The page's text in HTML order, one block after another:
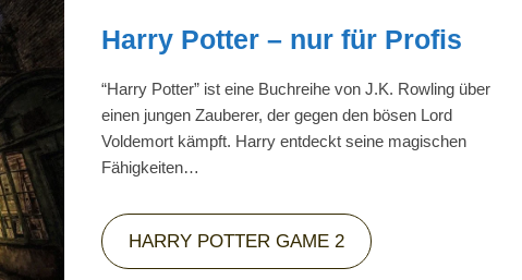
Harry Potter – nur für Profis
“Harry Potter” ist eine Buchreihe von J.K. Rowling über
einen jungen Zauberer, der gegen den bösen Lord
Voldemort kämpft. Harry entdeckt seine magischen
Fähigkeiten…
HARRY POTTER GAME 2